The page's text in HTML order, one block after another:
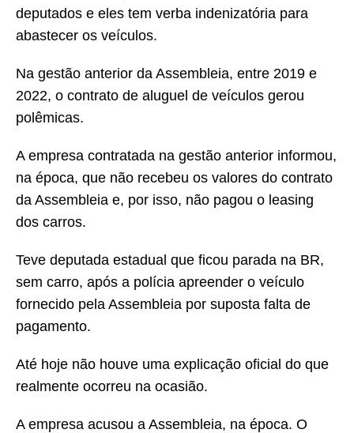
deputados e eles tem verba indenizatória para
abastecer os veículos.
Na gestão anterior da Assembleia, entre 2019 e
2022, o contrato de aluguel de veículos gerou
polêmicas.
A empresa contratada na gestão anterior informou,
na época, que não recebeu os valores do contrato
da Assembleia e, por isso, não pagou o leasing
dos carros.
Teve deputada estadual que ficou parada na BR,
sem carro, após a polícia apreender o veículo
fornecido pela Assembleia por suposta falta de
pagamento.
Até hoje não houve uma explicação oficial do que
realmente ocorreu na ocasião.
A empresa acusou a Assembleia, na época. O